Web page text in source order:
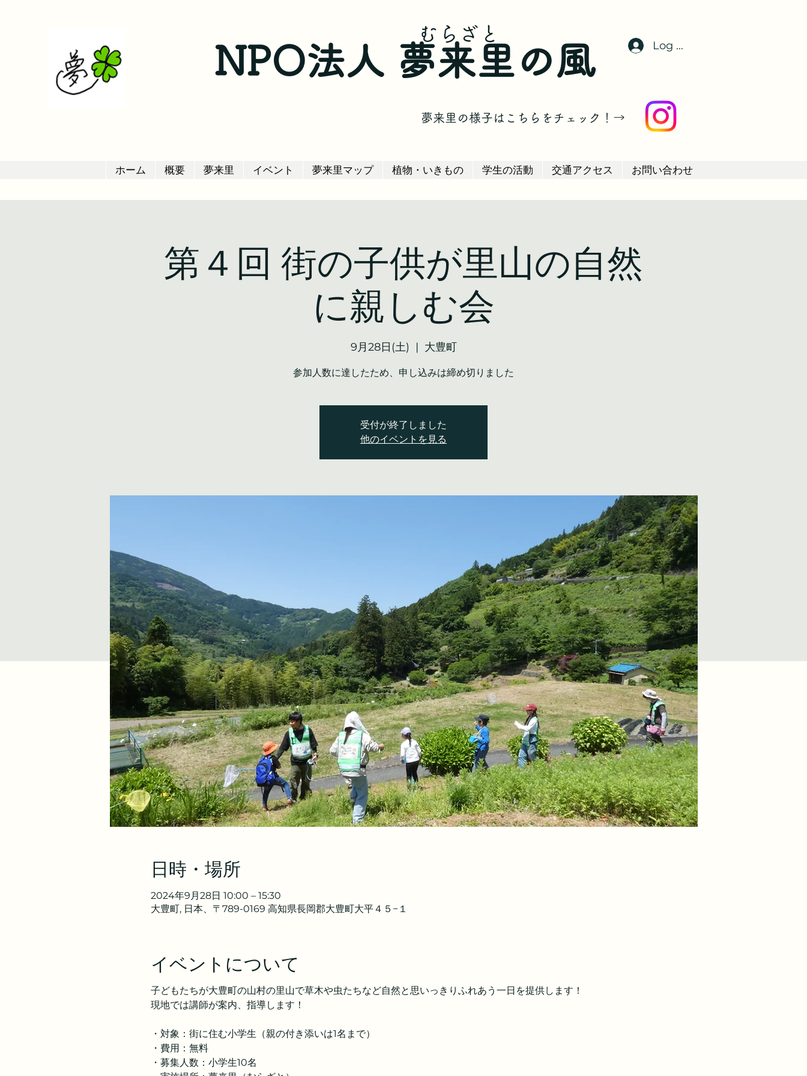
NPO法人 夢来里の風
​夢来里の様子はこちらをチェック！→
Log In
ホーム 概要 夢来里 イベント 夢来里マップ 植物・いきもの 学生の活動 交通アクセス お問い合わせ
​むらざと
第４回 街の子供が里山の自然
に親しむ会
9月28日(土)
  |
大豊町
参加人数に達したため、申し込みは締め切りました
受付が終了しました
他のイベントを見る
日時・場所
2024年9月28日 10:00 – 15:30
大豊町, 日本、〒789-0169 高知県長岡郡大豊町大平４５−１
イベントについて
子どもたちが大豊町の山村の里山で草木や虫たちなど自然と思いっきりふれあう一日を提供します！
現地では講師が案内、指導します！
・対象：街に住む小学生（親の付き添いは1名まで）
・費用：無料
・募集人数：小学生10名